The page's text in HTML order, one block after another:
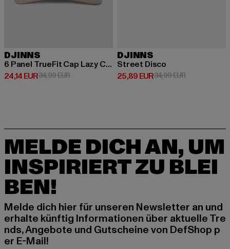
DJINNS
6 Panel TrueFit Cap Lazy Classic
24,14 EUR
Derzeitiger Preis: 24,14 EUR
34,99 EURAktionspreis: 34,99 EUR
DJINNS
Street Disco
25,89 EUR
Derzeitiger Preis: 25,89 EUR
34,99 EURAktionspreis:
MELDE DICH AN, UM
INSPIRIERT ZU BLEI
BEN!
Melde dich hier für unseren Newsletter an und
erhalte künftig Informationen über aktuelle Tre
nds, Angebote und Gutscheine von DefShop p
er E-Mail!